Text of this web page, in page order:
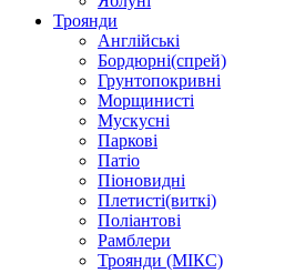
Троянди
Англійські
Бордюрні(спрей)
Грунтопокривні
Морщинисті
Мускусні
Паркові
Патіо
Піоновидні
Плетисті(виткі)
Поліантові
Рамблери
Троянди (МІКС)